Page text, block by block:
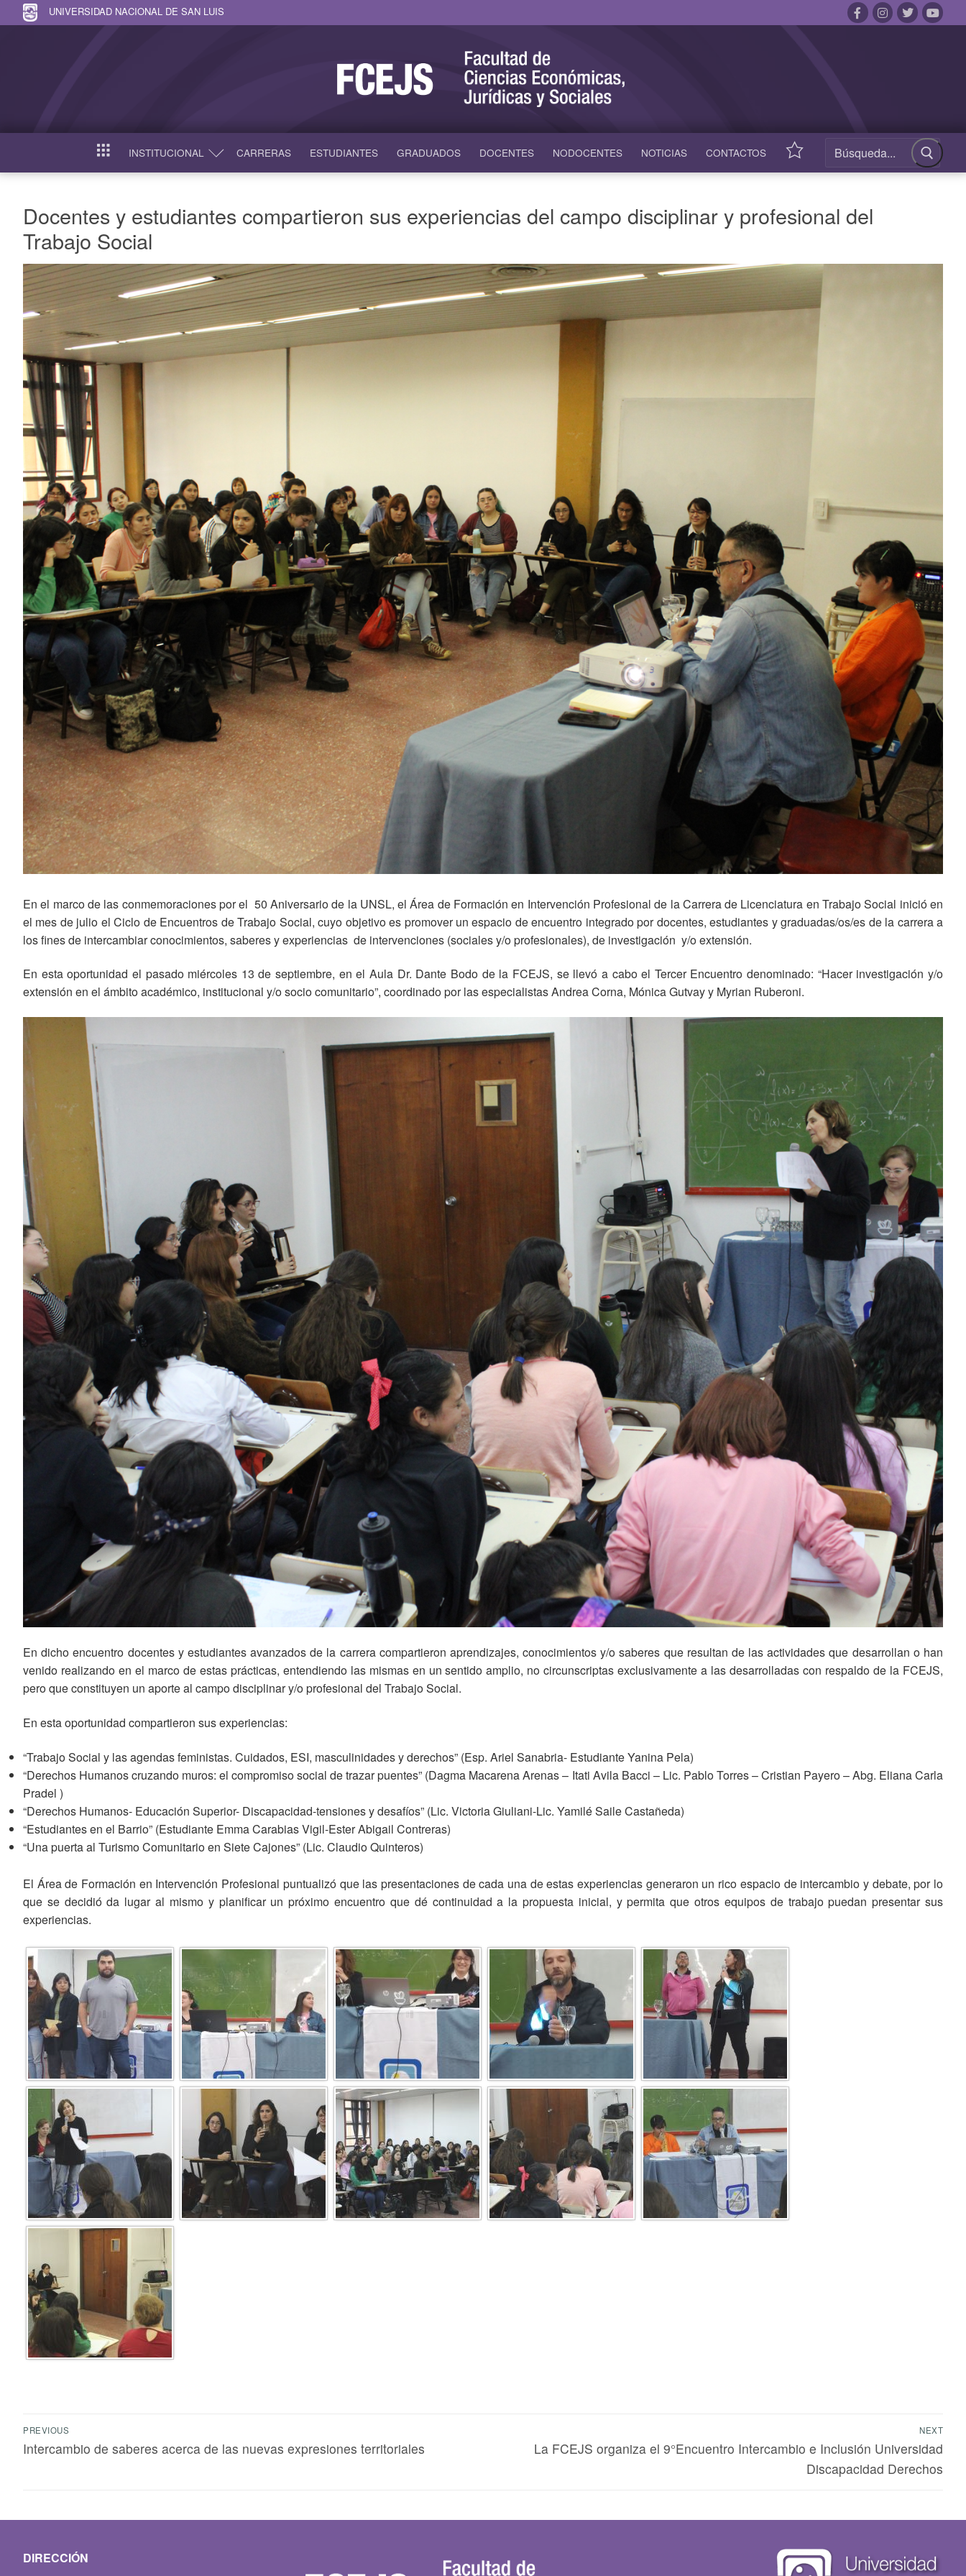
UNIVERSIDAD NACIONAL DE SAN LUIS
INICIO INSTITUCIONAL CARRERAS ESTUDIANTES GRADUADOS DOCENTES NODOCENTES NOTICIAS CONTACTOS ACCESOS
Docentes y estudiantes compartieron sus experiencias del campo disciplinar y profesional del
Trabajo Social
En el marco de las conmemoraciones por el 50 Aniversario de la UNSL, el Área de Formación en Intervención Profesional de la Carrera de Licenciatura en Trabajo Social inició en
el mes de julio el Ciclo de Encuentros de Trabajo Social, cuyo objetivo es promover un espacio de encuentro integrado por docentes, estudiantes y graduadas/os/es de la carrera a
los fines de intercambiar conocimientos, saberes y experiencias de intervenciones (sociales y/o profesionales), de investigación y/o extensión.
En esta oportunidad el pasado miércoles 13 de septiembre, en el Aula Dr. Dante Bodo de la FCEJS, se llevó a cabo el Tercer Encuentro denominado: “Hacer investigación y/o
extensión en el ámbito académico, institucional y/o socio comunitario”, coordinado por las especialistas Andrea Corna, Mónica Gutvay y Myrian Ruberoni.
En dicho encuentro docentes y estudiantes avanzados de la carrera compartieron aprendizajes, conocimientos y/o saberes que resultan de las actividades que desarrollan o han
venido realizando en el marco de estas prácticas, entendiendo las mismas en un sentido amplio, no circunscriptas exclusivamente a las desarrolladas con respaldo de la FCEJS,
pero que constituyen un aporte al campo disciplinar y/o profesional del Trabajo Social.
En esta oportunidad compartieron sus experiencias:
“Trabajo Social y las agendas feministas. Cuidados, ESI, masculinidades y derechos” (Esp. Ariel Sanabria- Estudiante Yanina Pela)
“Derechos Humanos cruzando muros: el compromiso social de trazar puentes” (Dagma Macarena Arenas – Itati Avila Bacci – Lic. Pablo Torres – Cristian Payero – Abg. Eliana Carla
Pradel )
“Derechos Humanos- Educación Superior- Discapacidad-tensiones y desafíos” (Lic. Victoria Giuliani-Lic. Yamilé Saile Castañeda)
“Estudiantes en el Barrio” (Estudiante Emma Carabias Vigil-Ester Abigail Contreras)
“Una puerta al Turismo Comunitario en Siete Cajones” (Lic. Claudio Quinteros)
El Área de Formación en Intervención Profesional puntualizó que las presentaciones de cada una de estas experiencias generaron un rico espacio de intercambio y debate, por lo
que se decidió da lugar al mismo y planificar un próximo encuentro que dé continuidad a la propuesta inicial, y permita que otros equipos de trabajo puedan presentar sus
experiencias.
PREVIOUS
Intercambio de saberes acerca de las nuevas expresiones territoriales
NEXT
La FCEJS organiza el 9°Encuentro Intercambio e Inclusión Universidad
Discapacidad Derechos
DIRECCIÓN